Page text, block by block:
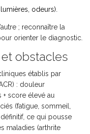
odeurs).
; reconnaître la
orienter le diagnostic.
obstacles
établis par
: douleur
score élevé au
(fatigue, sommeil,
ce qui pousse
maladies (arthrite